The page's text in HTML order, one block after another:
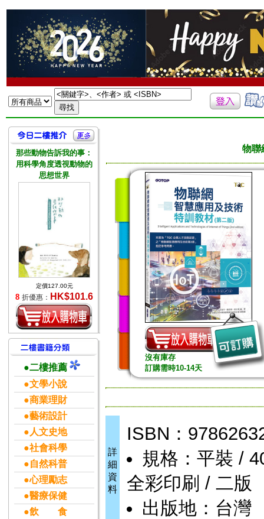
那些動物告訴我的事：
用科學角度透視動物的
思想世界
定價127.00元
8 折優惠： HK$101.6
●二樓推薦
●文學小說
●商業理財
●藝術設計
●人文史地
●社會科學
●自然科普
●心理勵志
●醫療保健
●飲 食
物聯
沒有庫存
訂購需時10-14天
詳
細
資
料
ISBN：
規格：平裝 /
全彩印刷 / 二版
出版地：台灣